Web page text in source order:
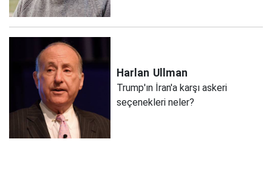
Harlan Ullman
Trump'ın İran'a karşı askeri
seçenekleri neler?